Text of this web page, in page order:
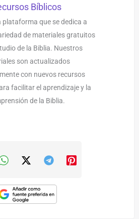
Bíblicos
plataforma que se dedica a
de materiales gratuitos
de la Biblia. Nuestros
son actualizados
con nuevos recursos
facilitar el aprendizaje y la
de la Biblia.